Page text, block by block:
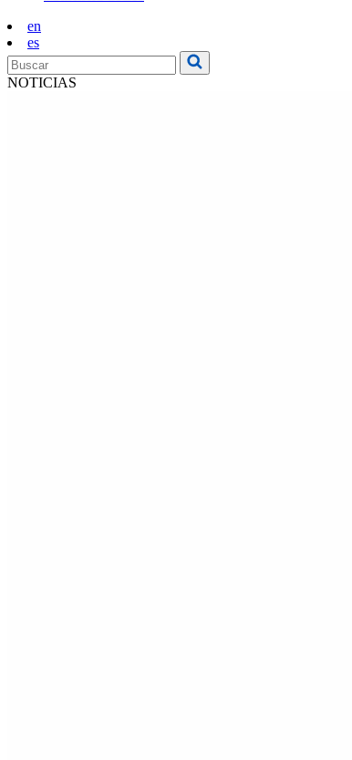
en
es
NOTICIAS